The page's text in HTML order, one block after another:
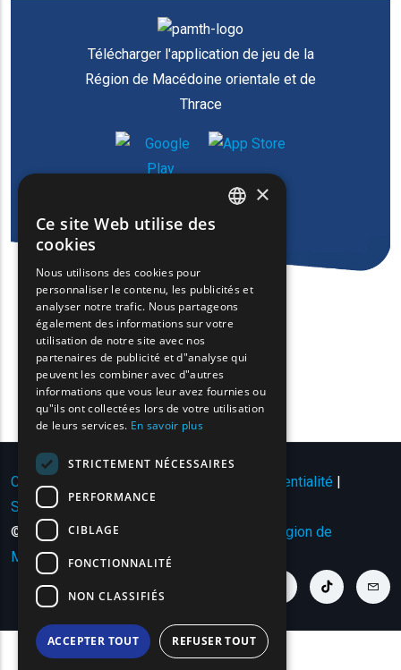
Télécharger l'application de jeu de la
Région de Macédoine orientale et de
Thrace
Conditions d'utilisation | Politique de confidentialité |
Sitemap
| Contact
© Copyright 2024 - Tous droits réservés
Région de
Macédoine orientale et de Thrace
linkedin linkinstagram link
tiktok link
FRENCH
BULGARIAN
GERMAN
ROMANIAN
TURKISH
×
Ce site Web utilise des
cookies
Nous utilisons des cookies pour
personnaliser le contenu, les publicités et
analyser notre trafic. Nous partageons
également des informations sur votre
utilisation de notre site avec nos
partenaires de publicité et d"analyse qui
peuvent les combiner avec d"autres
informations que vous leur avez fournies ou
qu"ils ont collectées lors de votre utilisation
de leurs services. En savoir plus
STRICTEMENT NÉCESSAIRES
PERFORMANCE
CIBLAGE
FONCTIONNALITÉ
NON CLASSIFIÉS
ACCEPTER TOUT REFUSER TOUT